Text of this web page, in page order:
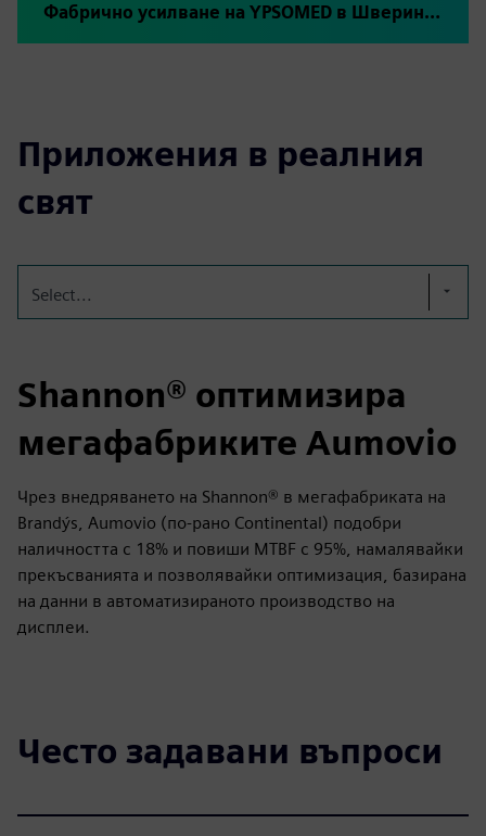
Фабрично усилване на YPSOMED в Шверин с plus10 Shannon®
Приложения в реалния
свят
Select...
Shannon® оптимизира
мегафабриките Aumovio
Чрез внедряването на Shannon® в мегафабриката на
Brandýs, Aumovio (по-рано Continental) подобри
наличността с 18% и повиши MTBF с 95%, намалявайки
прекъсванията и позволявайки оптимизация, базирана
на данни в автоматизираното производство на
дисплеи.
Често задавани въпроси